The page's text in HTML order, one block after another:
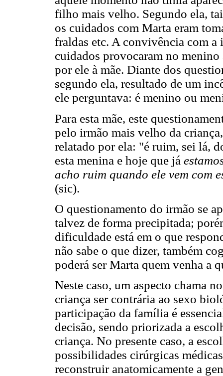
filho mais velho. Segundo ela,
os cuidados com Marta eram
fraldas etc. A convivência com a
cuidados provocaram no
por ele à mãe. Diante dos
segundo ela, resultado de um
ele perguntava: é menino ou
Para esta mãe, este
pelo irmão mais velho da
relatado por ela: "é ruim, sei lá,
esta menina e hoje que já
acho ruim quando ele vem com
(sic).
O questionamento do irmão se
talvez de forma precipitada;
dificuldade está em o que
não sabe o que dizer, também
poderá ser Marta quem venha a
Neste caso, um aspecto chama
criança ser contrária ao sexo
participação da família é
decisão, sendo priorizada a
criança. No presente caso, a
possibilidades cirúrgicas
reconstruir anatomicamente a